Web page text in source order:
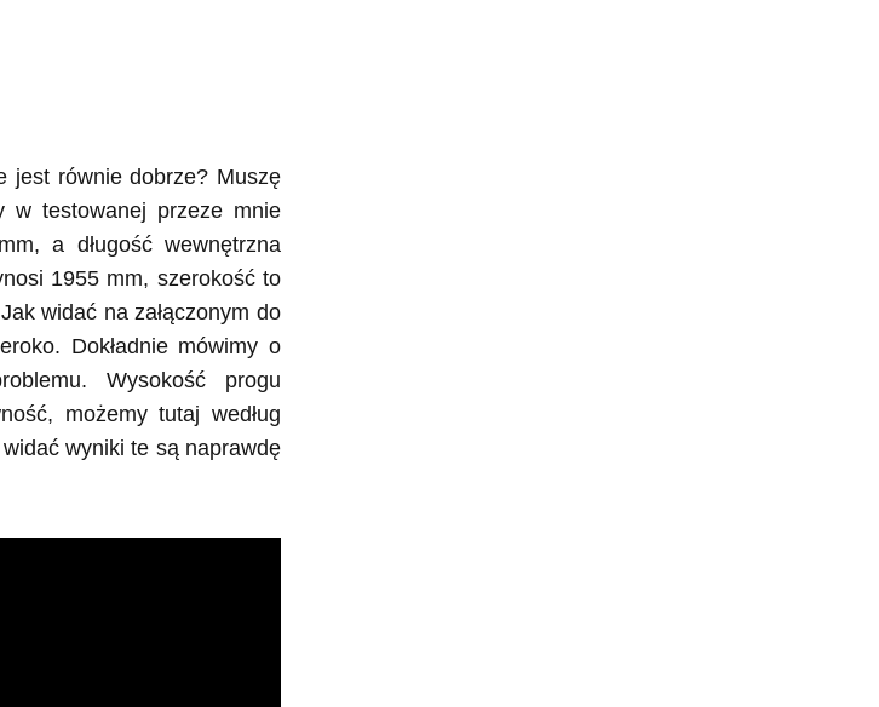
jest równie dobrze? Muszę
w testowanej przeze mnie
a długość wewnętrzna
1955 mm, szerokość to
widać na załączonym do
Dokładnie mówimy o
Wysokość progu
możemy tutaj według
wyniki te są naprawdę